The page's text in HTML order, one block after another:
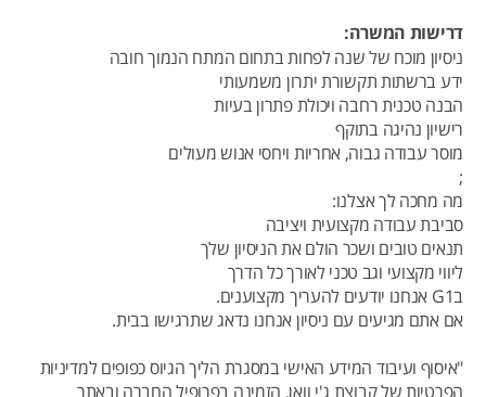
דרישות המשרה:
ניסיון מוכח של שנה לפחות בתחום המתח הנמוך חובה
ידע ברשתות תקשורת יתרון משמעותי
הבנה טכנית רחבה ויכולת פתרון בעיות
רישיון נהיגה בתוקף
מוסר עבודה גבוה, אחריות ויחסי אנוש מעולים
;
מה מחכה לך אצלנו:
סביבת עבודה מקצועית ויציבה
תנאים טובים ושכר הולם את הניסיון שלך
ליווי מקצועי וגב טכני לאורך כל הדרך
בG1 אנחנו יודעים להעריך מקצוענים.
אם אתם מגיעים עם ניסיון אנחנו נדאג שתרגישו בבית.
"איסוף ועיבוד המידע האישי במסגרת הליך הגיוס כפופים למדיניות
הפרטיות של קבוצת ג'י וואן, הזמינה בפרופיל החברה ובאתר